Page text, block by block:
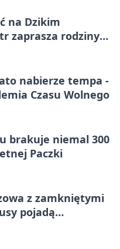
na Dzikim
zaprasza rodziny
nabierze tempa -
Czasu Wolnego
brakuje niemal 300
Paczki
z zamkniętymi
pojadą